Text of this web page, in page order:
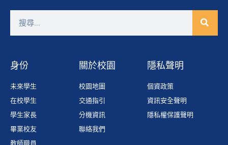
身份
未來學生
在校學生
學生家長
畢業校友
教師職員
關於校園
校園地圖
交通指引
分機資訊
聯絡我們
隱私聲明
個資政策
資訊安全聲明
隱私權保護聲明